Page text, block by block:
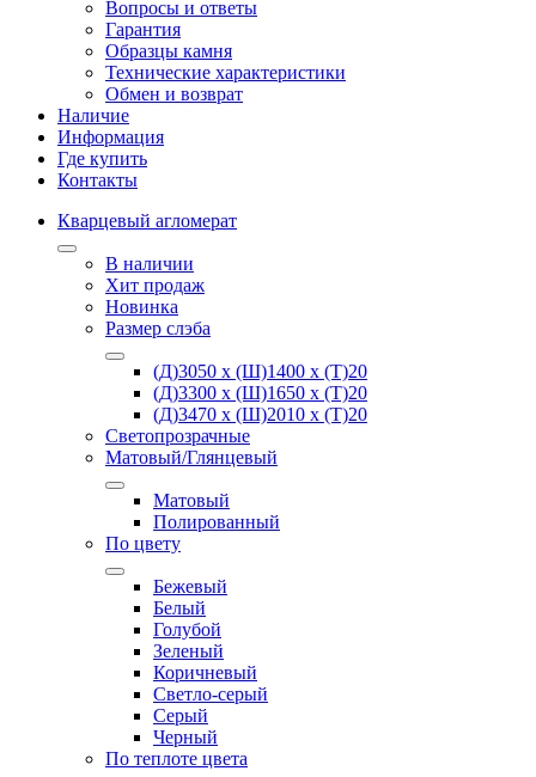
Вопросы и ответы
Гарантия
Образцы камня
Технические характеристики
Обмен и возврат
Наличие
Информация
Где купить
Контакты
Кварцевый агломерат
В наличии
Хит продаж
Новинка
Размер слэба
(Д)3050 х (Ш)1400 х (Т)20
(Д)3300 х (Ш)1650 х (Т)20
(Д)3470 х (Ш)2010 х (Т)20
Светопрозрачные
Матовый/Глянцевый
Матовый
Полированный
По цвету
Бежевый
Белый
Голубой
Зеленый
Коричневый
Светло-серый
Серый
Черный
По теплоте цвета